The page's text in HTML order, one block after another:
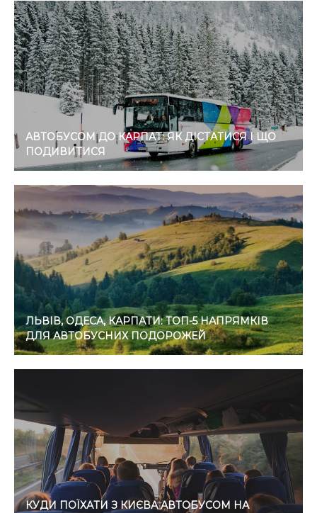
АВТОБУСОМ ДО КАРПАТ: ЯК ДІСТАТИСЯ І ЩО
ПОДИВИТИСЯ
ЛЬВІВ, ОДЕСА, КАРПАТИ: ТОП-5 НАПРЯМКІВ
ДЛЯ АВТОБУСНИХ ПОДОРОЖЕЙ
КУДИ ПОЇХАТИ З КИЄВА АВТОБУСОМ НА